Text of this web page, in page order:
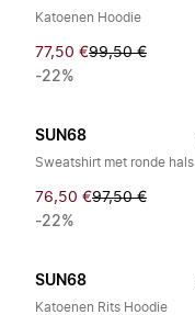
Katoenen Hoodie
77,50 €99,50 €
-22%
SUN68
Sweatshirt met ronde hals
76,50 €97,50 €
-22%
SUN68
Katoenen Rits Hoodie